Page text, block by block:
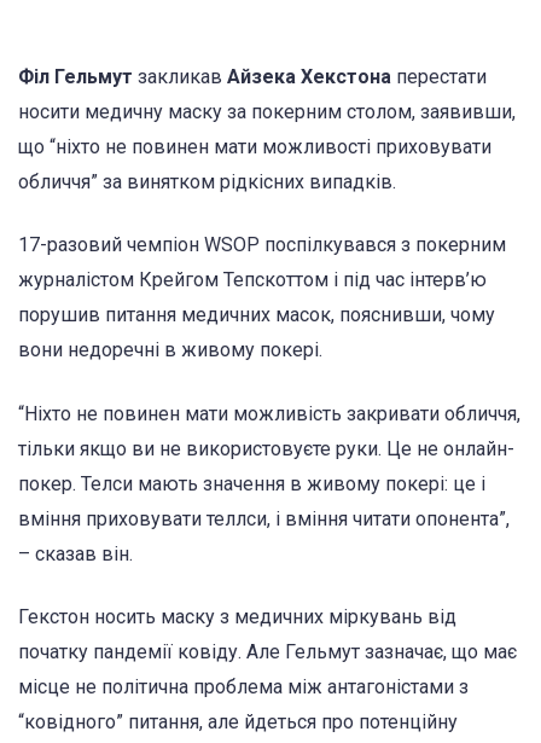
Філ Гельмут закликав Айзека Хекстона перестати
носити медичну маску за покерним столом, заявивши,
що “ніхто не повинен мати можливості приховувати
обличчя” за винятком рідкісних випадків.
17-разовий чемпіон WSOP поспілкувався з покерним
журналістом Крейгом Тепскоттом і під час інтерв’ю
порушив питання медичних масок, пояснивши, чому
вони недоречні в живому покері.
“Ніхто не повинен мати можливість закривати обличчя,
тільки якщо ви не використовуєте руки. Це не онлайн-
покер. Телси мають значення в живому покері: це і
вміння приховувати теллси, і вміння читати опонента”,
– сказав він.
Гекстон носить маску з медичних міркувань від
початку пандемії ковіду. Але Гельмут зазначає, що має
місце не політична проблема між антагоністами з
“ковідного” питання, але йдеться про потенційну